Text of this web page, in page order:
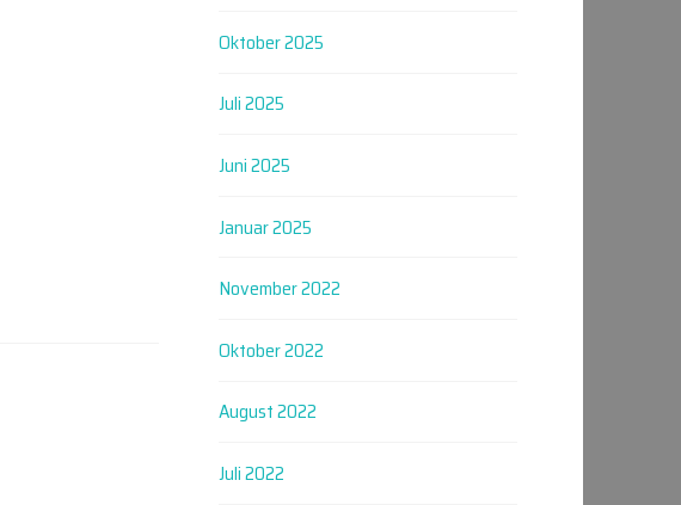
Oktober 2025
Juli 2025
Juni 2025
Januar 2025
November 2022
Oktober 2022
August 2022
Juli 2022